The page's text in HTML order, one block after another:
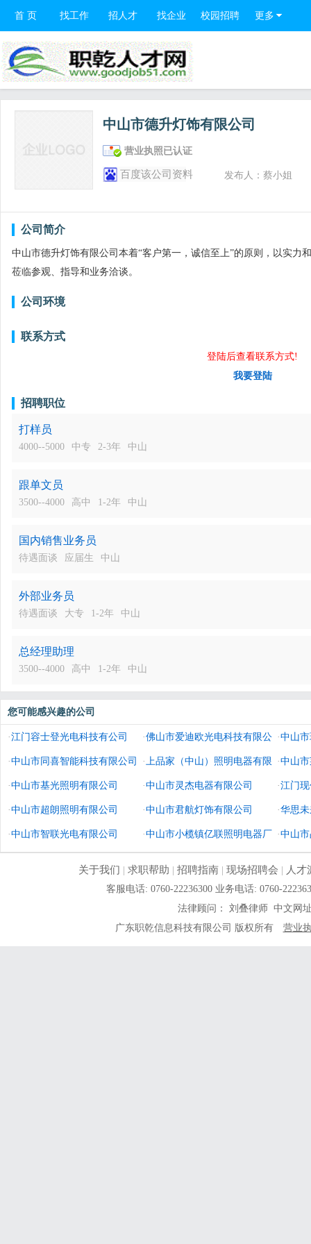
首 页 找工作 招人才 找企业 校园招聘 更多
中山市德升灯饰有限公司
营业执照已认证
百度该公司资料 发布人：蔡小姐
公司简介
中山市德升灯饰有限公司本着“客户第一，诚信至上”的原则，以实力
莅临参观、指导和业务洽谈。
公司环境
联系方式
登陆后查看联系方式!
我要登陆
招聘职位
打样员
4000--5000 中专 2-3年 中山
跟单文员
3500--4000 高中 1-2年 中山
国内销售业务员
待遇面谈 应届生 中山
外部业务员
待遇面谈 大专 1-2年 中山
总经理助理
3500--4000 高中 1-2年 中山
您可能感兴趣的公司
·江门容士登光电科技有公司 ·佛山市爱迪欧光电科技有限公
司
·中山
·中山市同喜智能科技有限公司 ·上品家（中山）照明电器有限
公司
·中山
·中山市基光照明有限公司 ·中山市灵杰电器有限公司 ·江门
·中山市超朗照明有限公司 ·中山市君航灯饰有限公司 ·华思
造有限
·中山市智联光电有限公司 ·中山市小榄镇亿联照明电器厂 ·中山
关于我们 | 求职帮助 | 招聘指南| 现场招聘会 | 人才
客服电话: 0760-22236300 业务电话: 0760-
法律顾问： 刘叠律师 中文网
广东职乾信息科技有限公司 版权所有
营业